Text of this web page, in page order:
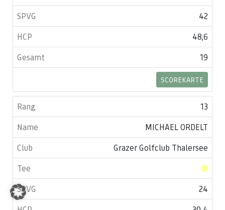
42
48,6
19
SCOREKARTE
13
MICHAEL ORDELT
Grazer Golfclub Thalersee
24